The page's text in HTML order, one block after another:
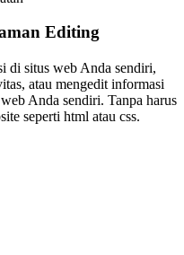
Editing
di situs web Anda sendiri,
atau mengedit informasi
Anda sendiri. Tanpa harus
seperti html atau css.